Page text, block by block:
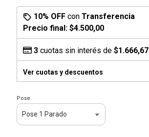
10% OFFcon Transferencia
Precio final: $4.500,00
3cuotas sin interés de $1.666,67
Ver cuotas y descuentos
Pose